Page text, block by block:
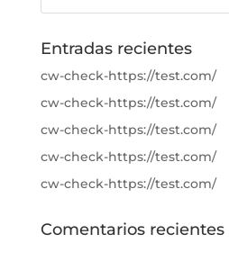
Entradas recientes
cw-check-https://test.com/
cw-check-https://test.com/
cw-check-https://test.com/
cw-check-https://test.com/
cw-check-https://test.com/
Comentarios recientes